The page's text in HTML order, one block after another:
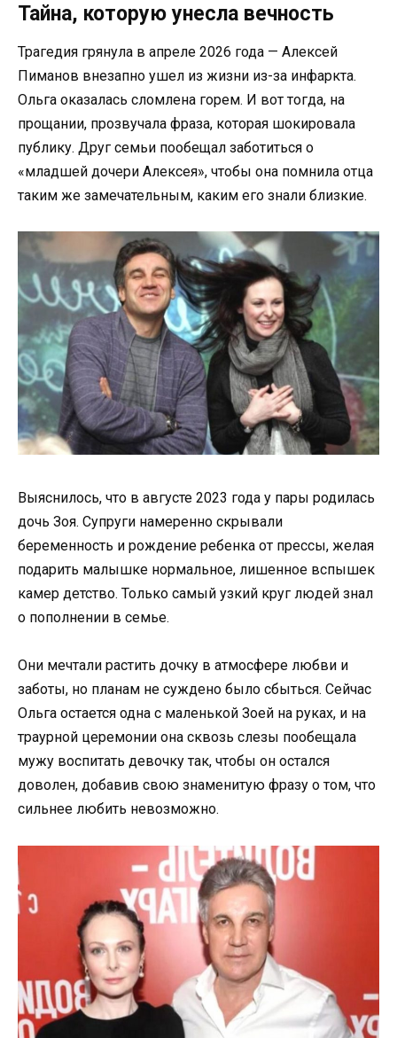
Тайна, которую унесла вечность
Трагедия грянула в апреле 2026 года — Алексей
Пиманов внезапно ушел из жизни из-за инфаркта.
Ольга оказалась сломлена горем. И вот тогда, на
прощании, прозвучала фраза, которая шокировала
публику. Друг семьи пообещал заботиться о
«младшей дочери Алексея», чтобы она помнила отца
таким же замечательным, каким его знали близкие.
Выяснилось, что в августе 2023 года у пары родилась
дочь Зоя. Супруги намеренно скрывали
беременность и рождение ребенка от прессы, желая
подарить малышке нормальное, лишенное вспышек
камер детство. Только самый узкий круг людей знал
о пополнении в семье.
Они мечтали растить дочку в атмосфере любви и
заботы, но планам не суждено было сбыться. Сейчас
Ольга остается одна с маленькой Зоей на руках, и на
траурной церемонии она сквозь слезы пообещала
мужу воспитать девочку так, чтобы он остался
доволен, добавив свою знаменитую фразу о том, что
сильнее любить невозможно.